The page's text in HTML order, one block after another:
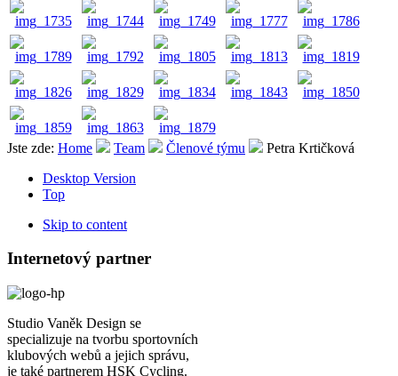
Jste zde: Home Team Členové týmu
Petra Krtičková
Desktop Version
Top
Skip to content
Internetový partner
Studio Vaněk Design se
specializuje na tvorbu sportovních
klubových webů a jejich správu,
je také partnerem HSK Cycling.